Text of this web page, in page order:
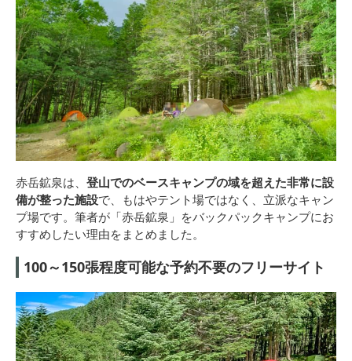
赤岳鉱泉は、 登山でのベースキャンプの域を超えた非常に設
備が整った施設で、もはやテント場ではなく、立派なキャン
プ場です。筆者が「赤岳鉱泉」をバックパックキャンプにお
すすめしたい理由をまとめました。
100～150張程度可能な予約不要のフリーサイト